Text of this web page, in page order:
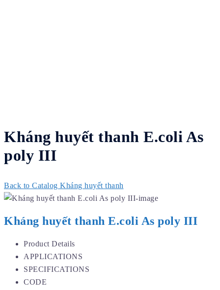
Kháng huyết thanh E.coli As
poly III
Back to Catalog Kháng huyết thanh
Kháng huyết thanh E.coli As poly III
Product Details
APPLICATIONS
SPECIFICATIONS
CODE